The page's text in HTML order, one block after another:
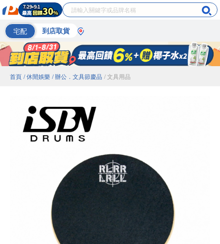
宅配 到店取貨
首頁 / 休閒娛樂 / 辦公．文具節慶品 / 文具用品